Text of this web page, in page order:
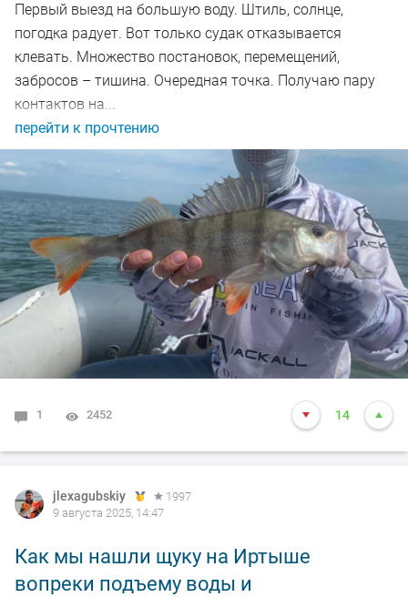
Первый выезд на большую воду. Штиль, солнце,
погодка радует. Вот только судак отказывается
клевать. Множество постановок, перемещений,
забросов – тишина. Очередная точка. Получаю пару
контактов на...
перейти к прочтению
1 2452 14
jlexagubskiy
1997
9 августа 2025, 14:47
Как мы нашли щуку на Иртыше
вопреки подъему воды и